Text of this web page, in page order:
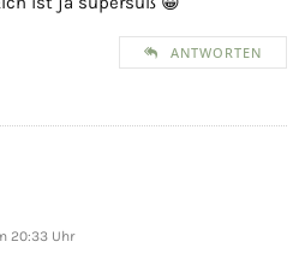
ANTWORTEN
20:33 Uhr